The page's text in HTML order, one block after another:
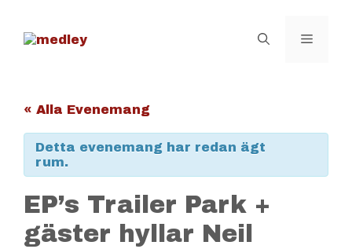
innehåll
Meny
« Alla Evenemang
Detta evenemang har redan ägt
rum.
EP’s Trailer Park +
gäster hyllar Neil